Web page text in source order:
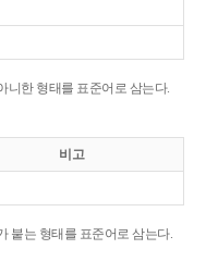
니한 형태를 표준어로 삼는다.
비고
붙는 형태를 표준어로 삼는다.